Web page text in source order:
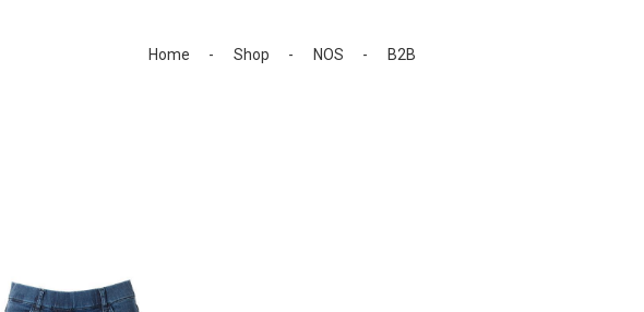
Home
Shop NOS B2B